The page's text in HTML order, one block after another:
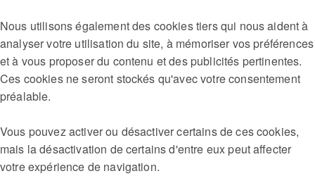
Nous utilisons également des cookies tiers qui nous aident à
analyser votre utilisation du site, à mémoriser vos préférences
et à vous proposer du contenu et des publicités pertinentes.
Ces cookies ne seront stockés qu'avec votre consentement
préalable.
Vous pouvez activer ou désactiver certains de ces cookies,
mais la désactivation de certains d'entre eux peut affecter
votre expérience de navigation.